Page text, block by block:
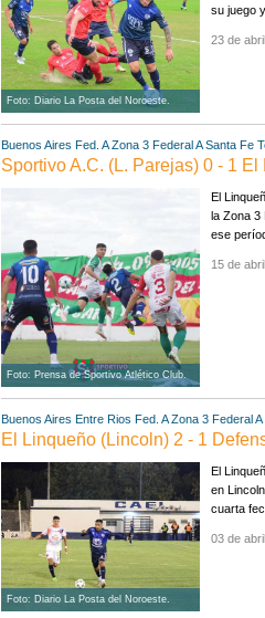
Foto: Diario La Posta del Noroeste.
su juego
23 de
Buenos Aires Fed. A Zona 3 Federal A Santa Fe
Sportivo A.C. (L. Parejas) 0 - 1
Foto: Prensa de Sportivo Atlético Club.
El
la Zona 3
ese
15 de
Buenos Aires Entre Rios Fed. A Zona 3 Federal A
El Linqueño (Lincoln) 2 - 1
Foto: Diario La Posta del Noroeste.
El
en
cuarta
03 de